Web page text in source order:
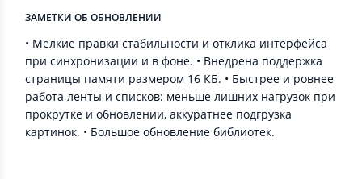
ЗАМЕТКИ ОБ ОБНОВЛЕНИИ
• Мелкие правки стабильности и отклика интерфейса
при синхронизации и в фоне. • Внедрена поддержка
страницы памяти размером 16 КБ. • Быстрее и ровнее
работа ленты и списков: меньше лишних нагрузок при
прокрутке и обновлении, аккуратнее подгрузка
картинок. • Большое обновление библиотек.